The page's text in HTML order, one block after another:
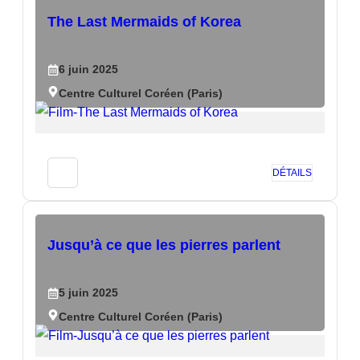
The Last Mermaids of Korea
6 juin 2025
Centre Culturel Coréen (Paris)
DÉTAILS
Jusqu’à ce que les pierres parlent
5 juin 2025
Centre Culturel Coréen (Paris)